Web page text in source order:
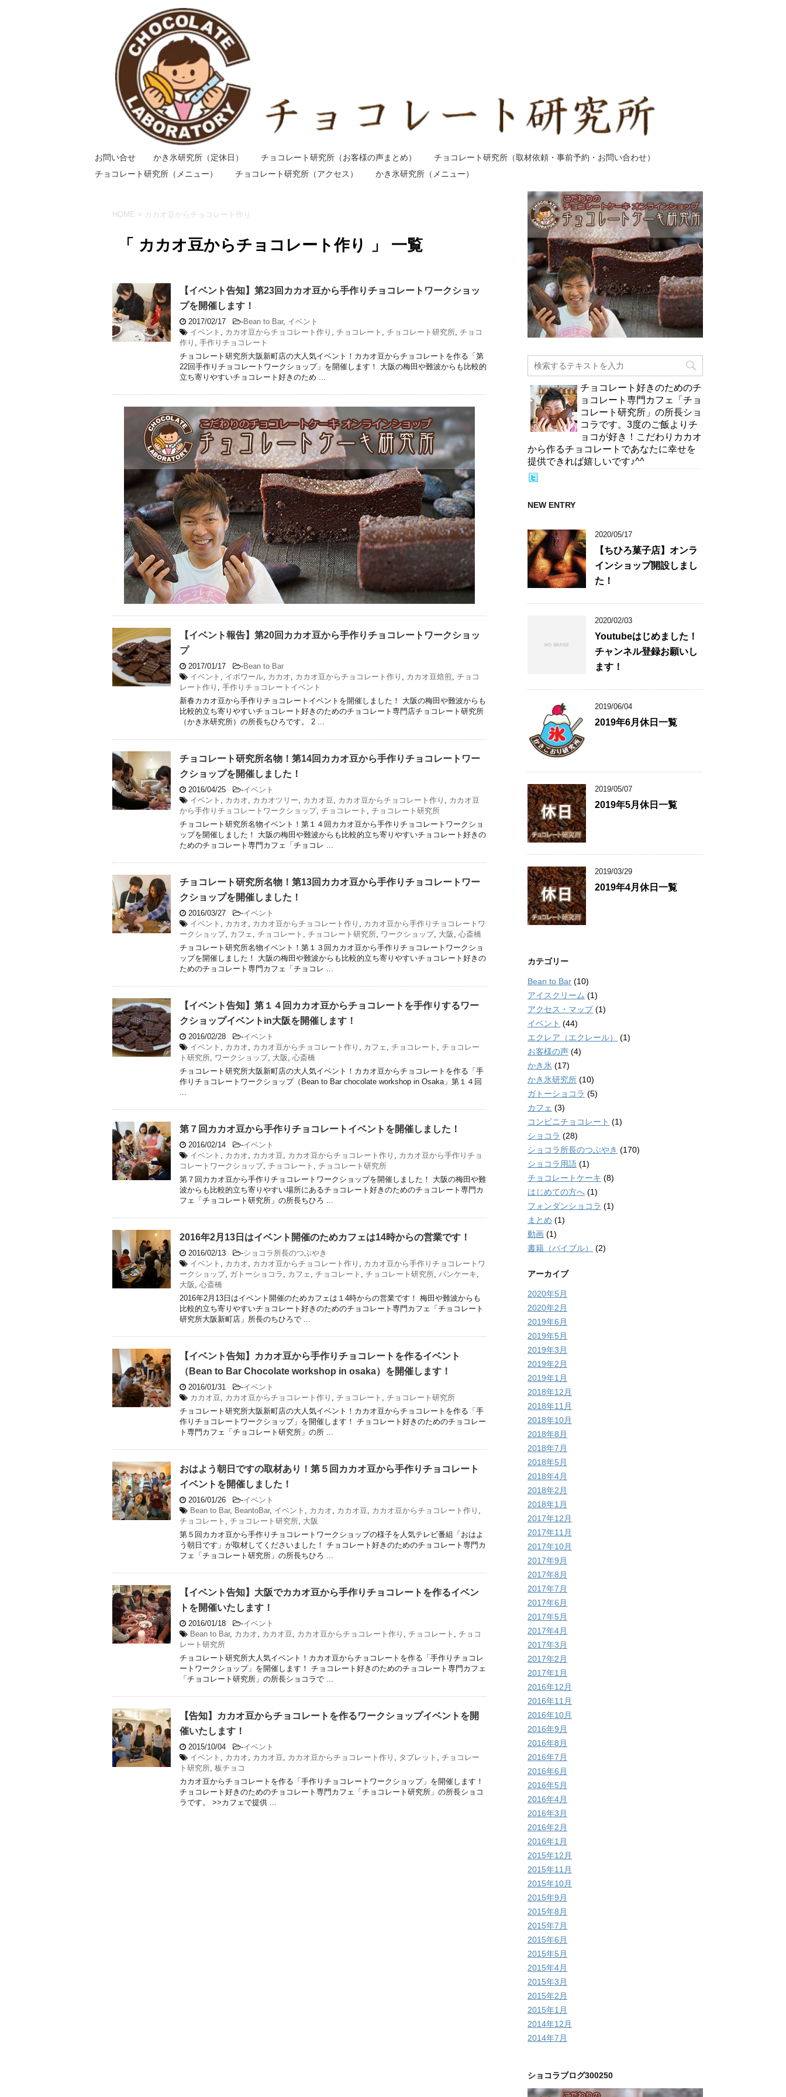
お問い合せ かき氷研究所（定休日） チョコレート研究所（お客様の声まとめ）
チョコレート研究所（取材依頼・事前予約・お問い合わせ）
チョコレート研究所（メニュー）
チョコレート研究所（アクセス） かき氷研究所（メニュー）
HOME > カカオ豆からチョコレート作り
「 カカオ豆からチョコレート作り 」 一覧
【イベント告知】第23回カカオ豆から手作りチョコレートワークショッ
プを開催します！
2017/02/17 -Bean to Bar, イベント
イベント
カカオ豆からチョコレート作り チョコレート チョコレート研究所 チョコ
作り
手作りチョコレート
チョコレート研究所大阪新町店の大人気イベント！カカオ豆からチョコレートを作る「第
22回手作りチョコレートワークショップ」を開催します！ 大阪の梅田や難波からも比較的
立ち寄りやすいチョコレート好きのため ...
【イベント報告】第20回カカオ豆から手作りチョコレートワークショッ
プ
2017/01/17 -Bean to Bar
イベント
イボワール カカオ カカオ豆からチョコレート作り カカオ豆焙煎 チョコ
レート作り
手作りチョコレートイベント
新春カカオ豆から手作りチョコレートイベントを開催しました！ 大阪の梅田や難波からも
比較的立ち寄りやすいチョコレート好きのためのチョコレート専門店チョコレート研究所
（かき氷研究所）の所長ちひろです。 2 ...
チョコレート研究所名物！第14回カカオ豆から手作りチョコレートワー
クショップを開催しました！
2016/04/25 -イベント
イベント
カカオ カカオツリー カカオ豆 カカオ豆からチョコレート作り
カカオ豆
から手作りチョコレートワークショップ, チョコレート
チョコレート研究所
チョコレート研究所名物イベント！第１４回カカオ豆から手作りチョコレートワークショ
ップを開催しました！ 大阪の梅田や難波からも比較的立ち寄りやすいチョコレート好きの
ためのチョコレート専門カフェ「チョコレ ...
チョコレート研究所名物！第13回カカオ豆から手作りチョコレートワー
クショップを開催しました！
2016/03/27 -イベント
イベント
カカオ カカオ豆からチョコレート作り
カカオ豆から手作りチョコレートワ
ークショップ, カフェ チョコレート チョコレート研究所 ワークショップ, 大阪
心斎橋
チョコレート研究所名物イベント！第１３回カカオ豆から手作りチョコレートワークショ
ップを開催しました！ 大阪の梅田や難波からも比較的立ち寄りやすいチョコレート好きの
ためのチョコレート専門カフェ「チョコレ ...
【イベント告知】第１４回カカオ豆からチョコレートを手作りするワー
クショップイベントin大阪を開催します！
2016/02/28 -イベント
イベント
カカオ カカオ豆からチョコレート作り カフェ チョコレート
チョコレー
ト研究所 ワークショップ, 大阪
心斎橋
チョコレート研究所大阪新町店の大人気イベント！カカオ豆からチョコレートを作る「手
作りチョコレートワークショップ（Bean to Bar chocolate workshop in Osaka」第１４回
第７回カカオ豆から手作りチョコレートイベントを開催しました！
2016/02/14 -イベント
イベント
カカオ カカオ豆 カカオ豆からチョコレート作り
カカオ豆から手作りチョ
コレートワークショップ, チョコレート
チョコレート研究所
第７回カカオ豆から手作りチョコレートワークショップを開催しました！ 大阪の梅田や難
波からも比較的立ち寄りやすい場所にあるチョコレート好きのためのチョコレート専門カ
フェ「チョコレート研究所」の所長ちひろ ...
2016年2月13日はイベント開催のためカフェは14時からの営業です！
2016/02/13 -ショコラ所長のつぶやき
イベント
カカオ カカオ豆からチョコレート作り
カカオ豆から手作りチョコレートワ
ークショップ, ガトーショコラ カフェ チョコレート チョコレート研究所 パンケーキ
大阪
心斎橋
2016年2月13日はイベント開催のためカフェは１4時からの営業です！ 梅田や難波からも
比較的立ち寄りやすいチョコレート好きのためのチョコレート専門カフェ「チョコレート
研究所大阪新町店」所長のちひろで ...
【イベント告知】カカオ豆から手作りチョコレートを作るイベント
（Bean to Bar Chocolate workshop in osaka）を開催します！
2016/01/31 -イベント
カカオ豆
カカオ豆からチョコレート作り チョコレート
チョコレート研究所
チョコレート研究所大阪新町店の大人気イベント！カカオ豆からチョコレートを作る「手
作りチョコレートワークショップ」を開催します！ チョコレート好きのためのチョコレー
ト専門カフェ「チョコレート研究所」の所 ...
おはよう朝日ですの取材あり！第５回カカオ豆から手作りチョコレート
イベントを開催しました！
2016/01/26 -イベント
Bean to Bar, BeantoBar, イベント カカオ カカオ豆 カカオ豆からチョコレート作り
チョコレート
チョコレート研究所 大阪
第５回カカオ豆から手作りチョコレートワークショップの様子を人気テレビ番組「おはよ
う朝日です」が取材してくださいました！ チョコレート好きのためのチョコレート専門カ
フェ「チョコレート研究所」の所長ちひろ ...
【イベント告知】大阪でカカオ豆から手作りチョコレートを作るイベン
トを開催いたします！
2016/01/18 -イベント
Bean to Bar, カカオ カカオ豆 カカオ豆からチョコレート作り チョコレート
チョコ
レート研究所
チョコレート研究所大人気イベント！カカオ豆からチョコレートを作る「手作りチョコレ
ートワークショップ」を開催します！ チョコレート好きのためのチョコレート専門カフェ
「チョコレート研究所」の所長ショコラで ...
【告知】カカオ豆からチョコレートを作るワークショップイベントを開
催いたします！
2015/10/04 -イベント
イベント
カカオ カカオ豆 カカオ豆からチョコレート作り タブレット
チョコレー
ト研究所 板チョコ
カカオ豆からチョコレートを作る「手作りチョコレートワークショップ」を開催します！
チョコレート好きのためのチョコレート専門カフェ「チョコレート研究所」の所長ショコ
ラです。 >>カフェで提供 ...
チョコレート好きのためのチ
ョコレート専門カフェ「チョ
コレート研究所」の所長ショ
コラです。3度のご飯よりチ
ョコが好き！こだわりカカオ
から作るチョコレートであなたに幸せを
提供できれば嬉しいです♪^^
NEW ENTRY
2020/05/17
【ちひろ菓子店】オンラ
インショップ開設しまし
た！
2020/02/03
Youtubeはじめました！
チャンネル登録お願いし
ます！
2019/06/04
2019年6月休日一覧
2019/05/07
2019年5月休日一覧
2019/03/29
2019年4月休日一覧
カテゴリー
Bean to Bar (10)
アイスクリーム (1)
アクセス・マップ(1)
イベント (44)
エクレア（エクレール）
(1)
お客様の声 (4)
かき氷 (17)
かき氷研究所 (10)
ガトーショコラ (5)
カフェ (3)
コンビニチョコレート (1)
ショコラ (28)
ショコラ所長のつぶやき (170)
ショコラ用語 (1)
チョコレートケーキ (8)
はじめての方へ (1)
フォンダンショコラ (1)
まとめ (1)
動画 (1)
書籍（バイブル）
(2)
アーカイブ
2020年5月
2020年2月
2019年6月
2019年5月
2019年3月
2019年2月
2019年1月
2018年12月
2018年11月
2018年10月
2018年8月
2018年7月
2018年5月
2018年4月
2018年2月
2018年1月
2017年12月
2017年11月
2017年10月
2017年9月
2017年8月
2017年7月
2017年6月
2017年5月
2017年4月
2017年3月
2017年2月
2017年1月
2016年12月
2016年11月
2016年10月
2016年9月
2016年8月
2016年7月
2016年6月
2016年5月
2016年4月
2016年3月
2016年2月
2016年1月
2015年12月
2015年11月
2015年10月
2015年9月
2015年8月
2015年7月
2015年6月
2015年5月
2015年4月
2015年3月
2015年2月
2015年1月
2014年12月
2014年7月
ショコラブログ300250